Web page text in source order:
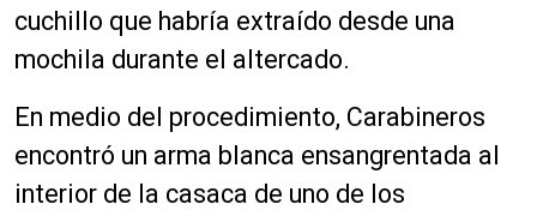
cuchillo que habría extraído desde una
mochila durante el altercado.
En medio del procedimiento, Carabineros
encontró un arma blanca ensangrentada al
interior de la casaca de uno de los